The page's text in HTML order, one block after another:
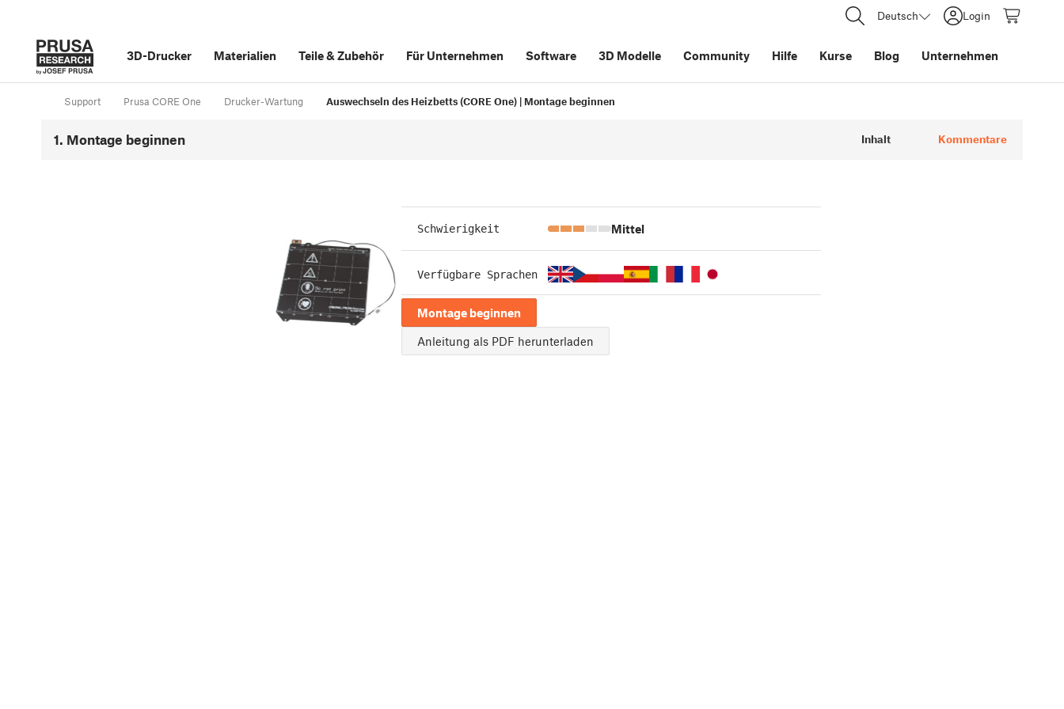
Deutsch Login
3D-Drucker Materialien Teile&Zubehör Für Unternehmen Software 3D Modelle Community Hilfe Kurse Blog Unternehmen
Support Prusa CORE One Drucker-Wartung Auswechseln des Heizbetts (CORE One) | Montage beginnen
1. Montage beginnen Inhalt Kommentare
Schwierigkeit Mittel
Verfügbare Sprachen
Montage beginnen
Anleitung als PDF herunterladen